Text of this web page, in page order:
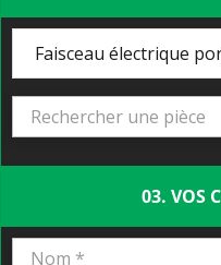
Faisceau électrique
03. VOS